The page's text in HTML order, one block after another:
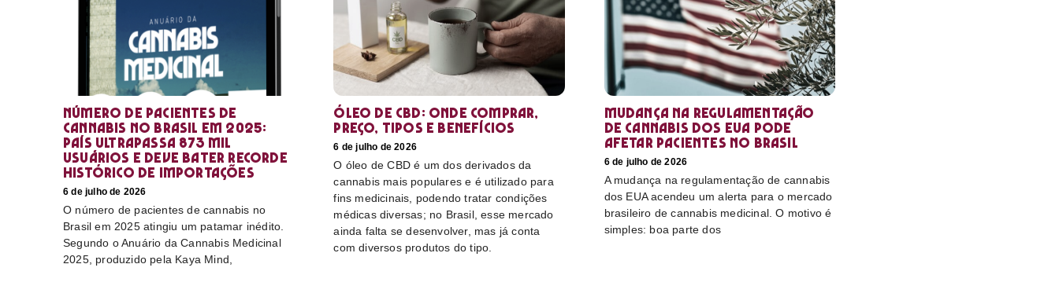
Número de pacientes de
cannabis no Brasil em 2025:
país ultrapassa 873 mil
usuários e deve bater recorde
histórico de importações
6 de julho de 2026
O número de pacientes de cannabis no
Brasil em 2025 atingiu um patamar inédito.
Segundo o Anuário da Cannabis Medicinal
2025, produzido pela Kaya Mind,
Óleo de CBD: Onde comprar,
preço, tipos e benefícios
6 de julho de 2026
O óleo de CBD é um dos derivados da
cannabis mais populares e é utilizado para
fins medicinais, podendo tratar condições
médicas diversas; no Brasil, esse mercado
ainda falta se desenvolver, mas já conta
com diversos produtos do tipo.
Mudança na regulamentação
de cannabis dos EUA pode
afetar pacientes no Brasil
6 de julho de 2026
A mudança na regulamentação de cannabis
dos EUA acendeu um alerta para o mercado
brasileiro de cannabis medicinal. O motivo é
simples: boa parte dos